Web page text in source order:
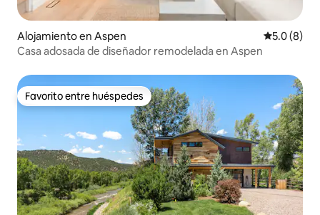
Alojamiento en Aspen
5.0 (8)
Casa adosada de diseñador remodelada en Aspen
Favorito entre huéspedes
Favorito entre huéspedes